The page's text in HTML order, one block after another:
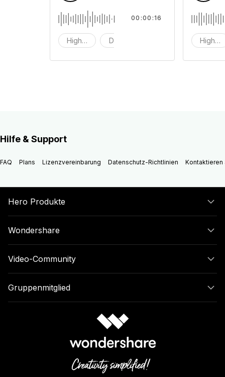
Hightech Digitaltechnik
00:00:16
Hilfe & Support
FAQ Plans Lizenzvereinbarung Datenschutz-Richtlinien Kontaktieren
Hero Produkte
Wondershare
Video-Community
Gruppenmitglied